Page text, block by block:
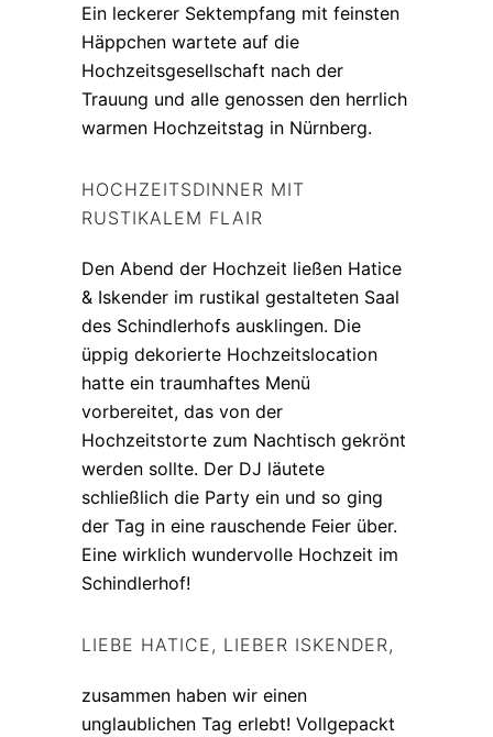
Ein leckerer Sektempfang mit feinsten
Häppchen wartete auf die
Hochzeitsgesellschaft nach der
Trauung und alle genossen den herrlich
warmen Hochzeitstag in Nürnberg.
HOCHZEITSDINNER MIT
RUSTIKALEM FLAIR
Den Abend der Hochzeit ließen Hatice
& Iskender im rustikal gestalteten Saal
des Schindlerhofs ausklingen. Die
üppig dekorierte Hochzeitslocation
hatte ein traumhaftes Menü
vorbereitet, das von der
Hochzeitstorte zum Nachtisch gekrönt
werden sollte. Der DJ läutete
schließlich die Party ein und so ging
der Tag in eine rauschende Feier über.
Eine wirklich wundervolle Hochzeit im
Schindlerhof!
LIEBE HATICE, LIEBER ISKENDER,
zusammen haben wir einen
unglaublichen Tag erlebt! Vollgepackt